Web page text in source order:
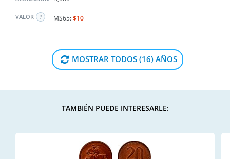
VALOR MS65:$10
MOSTRAR TODOS (16) AÑOS
TAMBIÉN PUEDE INTERESARLE: